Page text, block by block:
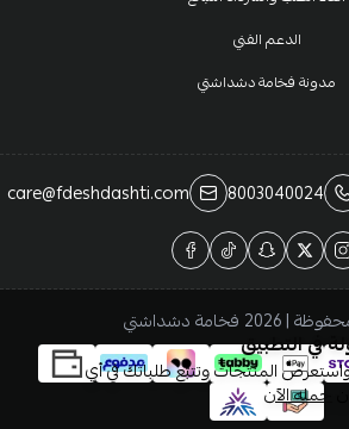
الدعم الفني
مدونة فخامة دشداشتي
8003040024
care@fdeshdashti.com
| 2026 فخامة دشداشتي
في التطبيق
المنتجات وتتبّع طلباتك في أي
حمله الآن